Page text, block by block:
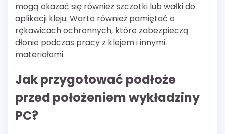
mogą okazać się również szczotki lub wałki do
aplikacji kleju. Warto również pamiętać o
rękawicach ochronnych, które zabezpieczą
dłonie podczas pracy z klejem i innymi
materiałami.
Jak przygotować podłoże
przed położeniem wykładziny
PC?